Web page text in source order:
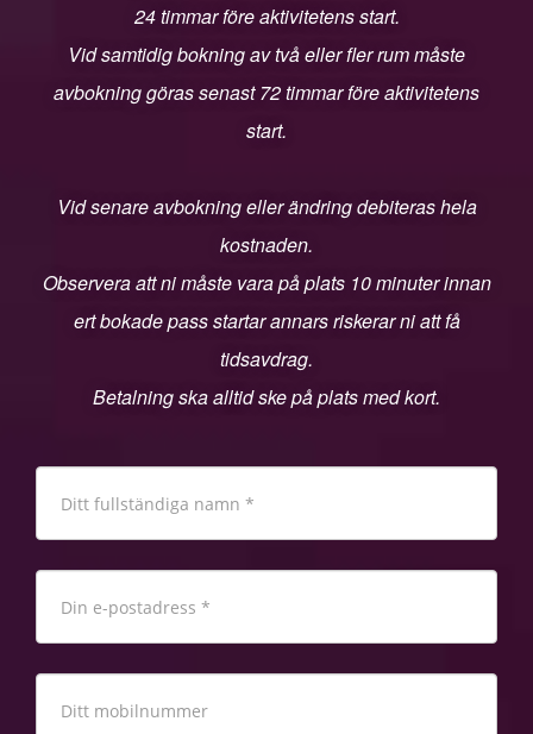
24 timmar före aktivitetens start.
Vid samtidig bokning av två eller fler rum måste
avbokning göras senast 72 timmar före aktivitetens
start.
Vid senare avbokning eller ändring debiteras hela
kostnaden.
Observera att ni måste vara på plats 10 minuter innan
ert bokade pass startar annars riskerar ni att få
tidsavdrag.
Betalning ska alltid ske på plats med kort.